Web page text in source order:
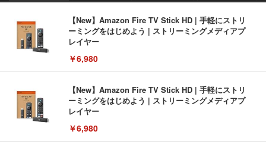
【New】Amazon Fire TV Stick HD | 手軽にストリ
ーミングをはじめよう | ストリーミングメディアプ
レイヤー
￥6,980
【New】Amazon Fire TV Stick HD | 手軽にストリ
ーミングをはじめよう | ストリーミングメディアプ
レイヤー
￥6,980